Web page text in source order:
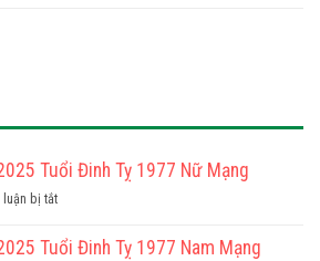
Tuổi Đinh Tỵ 1977 Nữ Mạng
luận bị tắtở
Vi
Tuổi Đinh Tỵ 1977 Nam Mạng